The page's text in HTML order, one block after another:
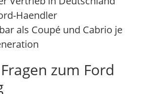
Haendler
als Coupé und Cabrio je
zum Ford